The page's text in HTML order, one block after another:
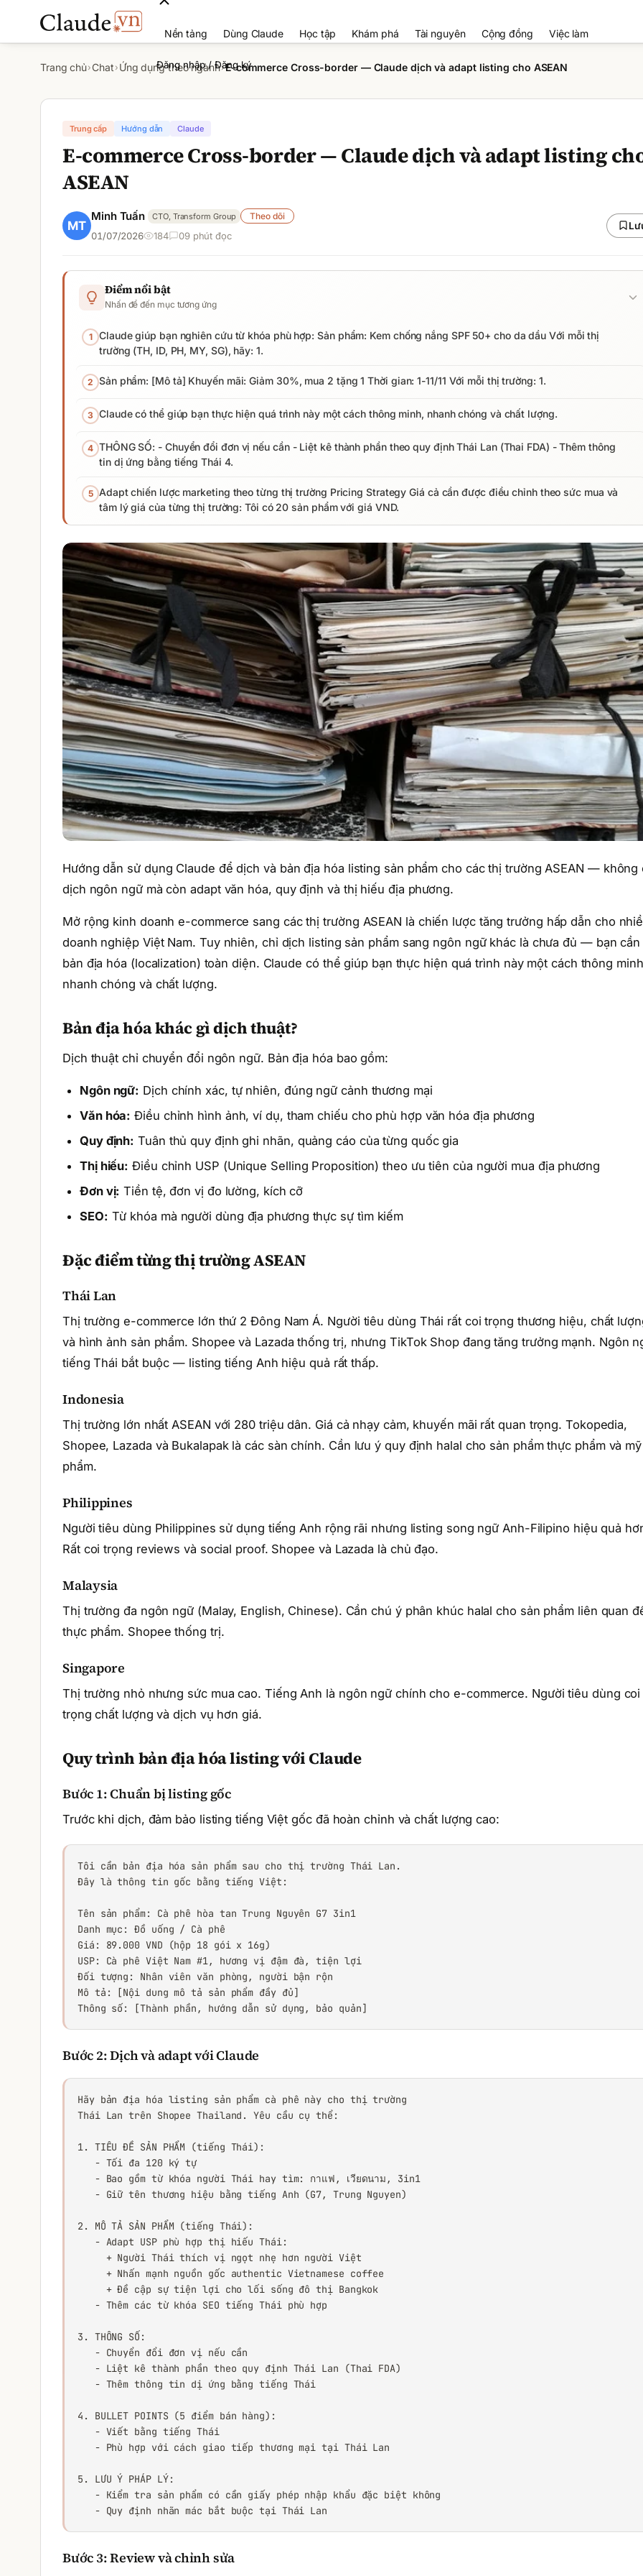
Nền tảng Dùng Claude Học tập Khám phá Tài nguyên Cộng đồng Việc làm
Đăng nhập / Đăng ký
Trang chủ› Chat › Ứng dụng theo ngành›E-commerce Cross-border — Claude dịch và adapt listing cho ASEAN
Trung cấp Hướng dẫn Claude
E-commerce Cross-border — Claude dịch và adapt listing
ASEAN
Minh Tuấn CTO, Transform Group Theo dõi
01/07/2026 184 09phút đọc
Điểm nổi bật
Nhấn để đến mục tương ứng
1
Claude giúp bạn nghiên cứu từ khóa phù hợp: Sản phẩm: Kem chống nắng SPF 50+ cho da dầu Với mỗi thị
trường (TH, ID, PH, MY, SG), hãy: 1.
2 Sản phẩm: [Mô tả] Khuyến mãi: Giảm 30%, mua 2 tặng 1 Thời gian: 1-11/11 Với mỗi thị trường: 1.
3 Claude có thể giúp bạn thực hiện quá trình này một cách thông minh, nhanh chóng và chất lượng.
4 THÔNG SỐ: - Chuyển đổi đơn vị nếu cần - Liệt kê thành phần theo quy định Thái Lan (Thai FDA) - Thêm thông
tin dị ứng bằng tiếng Thái 4.
5 Adapt chiến lược marketing theo từng thị trường Pricing Strategy Giá cả cần được điều chỉnh theo sức mua và
tâm lý giá của từng thị trường: Tôi có 20 sản phẩm với giá VND.
Hướng dẫn sử dụng Claude để dịch và bản địa hóa listing sản phẩm cho các thị trường ASEAN — không
dịch ngôn ngữ mà còn adapt văn hóa, quy định và thị hiếu địa phương.
Mở rộng kinh doanh e-commerce sang các thị trường ASEAN là chiến lược tăng trưởng hấp dẫn cho
doanh nghiệp Việt Nam. Tuy nhiên, chỉ dịch listing sản phẩm sang ngôn ngữ khác là chưa đủ — bạn cần
bản địa hóa (localization) toàn diện. Claude có thể giúp bạn thực hiện quá trình này một cách thông
nhanh chóng và chất lượng.
Bản địa hóa khác gì dịch thuật?
Dịch thuật chỉ chuyển đổi ngôn ngữ. Bản địa hóa bao gồm:
Ngôn ngữ: Dịch chính xác, tự nhiên, đúng ngữ cảnh thương mại
Văn hóa: Điều chỉnh hình ảnh, ví dụ, tham chiếu cho phù hợp văn hóa địa phương
Quy định: Tuân thủ quy định ghi nhãn, quảng cáo của từng quốc gia
Thị hiếu: Điều chỉnh USP (Unique Selling Proposition) theo ưu tiên của người mua địa phương
Đơn vị: Tiền tệ, đơn vị đo lường, kích cỡ
SEO: Từ khóa mà người dùng địa phương thực sự tìm kiếm
Đặc điểm từng thị trường ASEAN
Thái Lan
Thị trường e-commerce lớn thứ 2 Đông Nam Á. Người tiêu dùng Thái rất coi trọng thương hiệu, chất
và hình ảnh sản phẩm. Shopee và Lazada thống trị, nhưng TikTok Shop đang tăng trưởng mạnh. Ngôn
tiếng Thái bắt buộc — listing tiếng Anh hiệu quả rất thấp.
Indonesia
Thị trường lớn nhất ASEAN với 280 triệu dân. Giá cả nhạy cảm, khuyến mãi rất quan trọng. Tokopedia,
Shopee, Lazada và Bukalapak là các sàn chính. Cần lưu ý quy định halal cho sản phẩm thực phẩm và mỹ
phẩm.
Philippines
Người tiêu dùng Philippines sử dụng tiếng Anh rộng rãi nhưng listing song ngữ Anh-Filipino hiệu quả
Rất coi trọng reviews và social proof. Shopee và Lazada là chủ đạo.
Malaysia
Thị trường đa ngôn ngữ (Malay, English, Chinese). Cần chú ý phân khúc halal cho sản phẩm liên quan
thực phẩm. Shopee thống trị.
Singapore
Thị trường nhỏ nhưng sức mua cao. Tiếng Anh là ngôn ngữ chính cho e-commerce. Người tiêu dùng coi
trọng chất lượng và dịch vụ hơn giá.
Quy trình bản địa hóa listing với Claude
Bước 1: Chuẩn bị listing gốc
Trước khi dịch, đảm bảo listing tiếng Việt gốc đã hoàn chỉnh và chất lượng cao:
Tôi cần bản địa hóa sản phẩm sau cho thị trường Thái Lan.
Đây là thông tin gốc bằng tiếng Việt:
Tên sản phẩm: Cà phê hòa tan Trung Nguyên G7 3in1
Danh mục: Đồ uống / Cà phê
Giá: 89.000 VND (hộp 18 gói x 16g)
USP: Cà phê Việt Nam #1, hương vị đậm đà, tiện lợi
Đối tượng: Nhân viên văn phòng, người bận rộn
Mô tả: [Nội dung mô tả sản phẩm đầy đủ]
Thông số: [Thành phần, hướng dẫn sử dụng, bảo quản]
Bước 2: Dịch và adapt với Claude
Hãy bản địa hóa listing sản phẩm cà phê này cho thị trường
Thái Lan trên Shopee Thailand. Yêu cầu cụ thể:
1. TIÊU ĐỀ SẢN PHẨM (tiếng Thái):
   - Tối đa 120 ký tự
   - Bao gồm từ khóa người Thái hay tìm: กาแฟ, เวียดนาม, 3in1
   - Giữ tên thương hiệu bằng tiếng Anh (G7, Trung Nguyen)
2. MÔ TẢ SẢN PHẨM (tiếng Thái):
   - Adapt USP phù hợp thị hiếu Thái:
     + Người Thái thích vị ngọt nhẹ hơn người Việt
     + Nhấn mạnh nguồn gốc authentic Vietnamese coffee
     + Đề cập sự tiện lợi cho lối sống đô thị Bangkok
   - Thêm các từ khóa SEO tiếng Thái phù hợp
3. THÔNG SỐ:
   - Chuyển đổi đơn vị nếu cần
   - Liệt kê thành phần theo quy định Thái Lan (Thai FDA)
   - Thêm thông tin dị ứng bằng tiếng Thái
4. BULLET POINTS (5 điểm bán hàng):
   - Viết bằng tiếng Thái
   - Phù hợp với cách giao tiếp thương mại tại Thái Lan
5. LƯU Ý PHÁP LÝ:
   - Kiểm tra sản phẩm có cần giấy phép nhập khẩu đặc biệt không
   - Quy định nhãn mác bắt buộc tại Thái Lan
Bước 3: Review và chỉnh sửa